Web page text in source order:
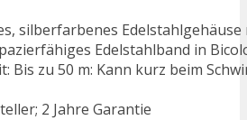
silberfarbenes
Edelstahlband in
Bis zu 50 m: Kann kurz beim
2 Jahre Garantie